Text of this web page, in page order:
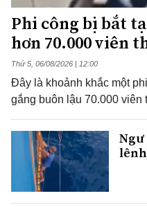
Phi công bị bắt
hơn 70.000 viên
Thứ 5, 06/08/2026 | 12:00
Đây là khoảnh khắc một
gắng buôn lậu 70.000 viên
Ngư